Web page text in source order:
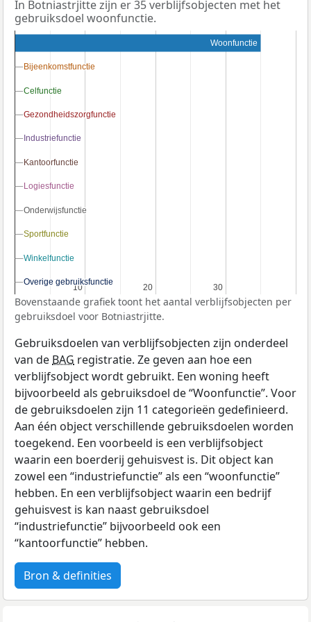
In Botniastrjitte zijn er 35 verblijfsobjecten met het
gebruiksdoel woonfunctie.
10
10 20
20 30
30
Woonfunctie
Bijeenkomstfunctie
Bijeenkomstfunctie
Celfunctie
Celfunctie
Gezondheidszorgfunctie
Gezondheidszorgfunctie
Industriefunctie
Industriefunctie
Kantoorfunctie
Kantoorfunctie
Logiesfunctie
Logiesfunctie
Onderwijsfunctie
Onderwijsfunctie
Sportfunctie
Sportfunctie
Winkelfunctie
Winkelfunctie
Overige gebruiksfunctie
Overige gebruiksfunctie
Bovenstaande grafiek toont het aantal verblijfsobjecten per
gebruiksdoel voor Botniastrjitte.
Gebruiksdoelen van verblijfsobjecten zijn onderdeel
van deBAG registratie. Ze geven aan hoe een
verblijfsobject wordt gebruikt. Een woning heeft
bijvoorbeeld als gebruiksdoel de “Woonfunctie”. Voor
de gebruiksdoelen zijn 11 categorieën gedefinieerd.
Aan één object verschillende gebruiksdoelen worden
toegekend. Een voorbeeld is een verblijfsobject
waarin een boerderij gehuisvest is. Dit object kan
zowel een “industriefunctie” als een “woonfunctie”
hebben. En een verblijfsobject waarin een bedrijf
gehuisvest is kan naast gebruiksdoel
“industriefunctie” bijvoorbeeld ook een
“kantoorfunctie” hebben.
Bron & definities